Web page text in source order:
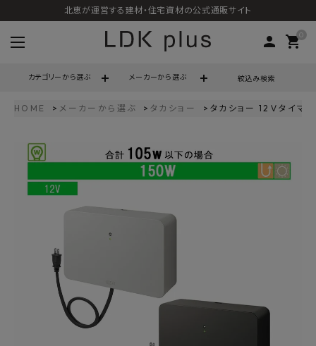
北恵が運営する建材・住宅資材の公式通販サイト
person 0
shopping_cart
カテゴリーから選ぶ メーカーから選ぶ 絞込み検索
06-6121-9302
営業時間 - 10:00～17:00（定休日 - 土日祝）
ようこそ ゲスト 様
ログイン person 会員登録
HOME メーカーから選ぶ タカショー タカショー 12Ｖタイ